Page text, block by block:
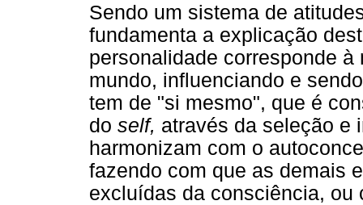
Sendo um sistema de
fundamenta a explicação
personalidade corresponde
mundo, influenciando e
tem de "si mesmo", que é
do self, através da seleção e
harmonizam com o
fazendo com que as demais
excluídas da consciência,